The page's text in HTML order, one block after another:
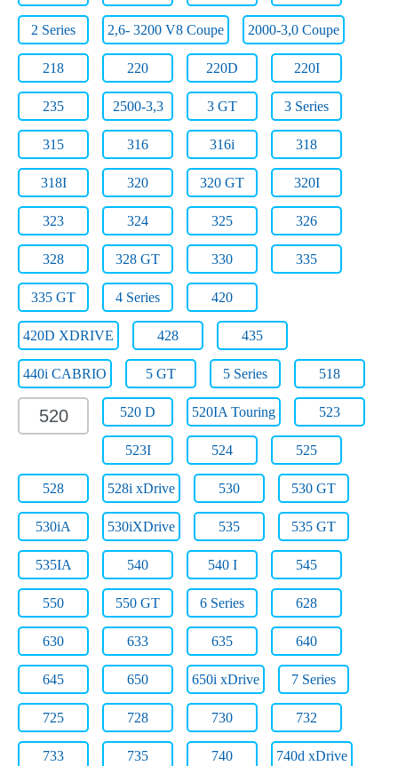
2 Series 2,6- 3200 V8 Coupe 2000-3,0 Coupe
218 220 220D 220I
235 2500-3,3 3 GT 3 Series
315 316 316i 318
318I 320 320 GT 320I
323 324 325 326
328 328 GT 330 335
335 GT 4 Series 420
420D XDRIVE 428 435
440i CABRIO 5 GT 5 Series 518
520 520 D 520IA Touring 523
523I 524 525
528 528i xDrive 530 530 GT
530iA 530iXDrive 535 535 GT
535IA 540 540 I 545
550 550 GT 6 Series 628
630 633 635 640
645 650 650i xDrive 7 Series
725 728 730 732
733 735 740 740d xDrive